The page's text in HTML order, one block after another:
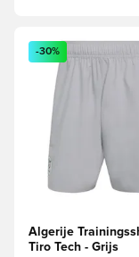
Opent een
-30%
Algerije
Tiro Tech - Grijs